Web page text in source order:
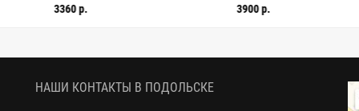
полоску DJ H62
Чёрно-серая DJ H59/4 HH60 25052616
полоску серо-
НАШИ КОНТАКТЫ В ПОДОЛЬСКЕ